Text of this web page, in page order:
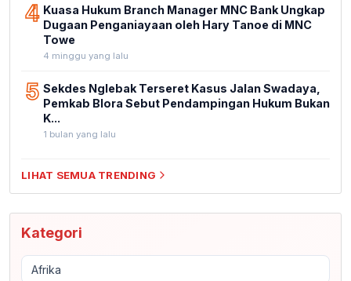
4 Kuasa Hukum Branch Manager MNC Bank Ungkap
Dugaan Penganiayaan oleh Hary Tanoe di MNC
Towe
4 minggu yang lalu
5 Sekdes Nglebak Terseret Kasus Jalan Swadaya,
Pemkab Blora Sebut Pendampingan Hukum Bukan
K...
1 bulan yang lalu
LIHAT SEMUA TRENDING
Kategori
Afrika